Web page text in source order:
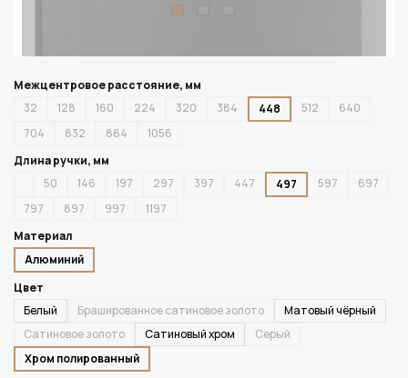
Межцентровое расстояние, мм
32
128 160 224 320 384 448 512
640
704
832 864
1056
Длина ручки, мм
50
146 197 297 397 447 497 597
697
797
897 997
1197
Материал
Алюминий
Цвет
Белый
Брашированное сатиновое золото
Матовый чёрный
Сатиновое золото
Сатиновый хром
Серый
Хром полированный